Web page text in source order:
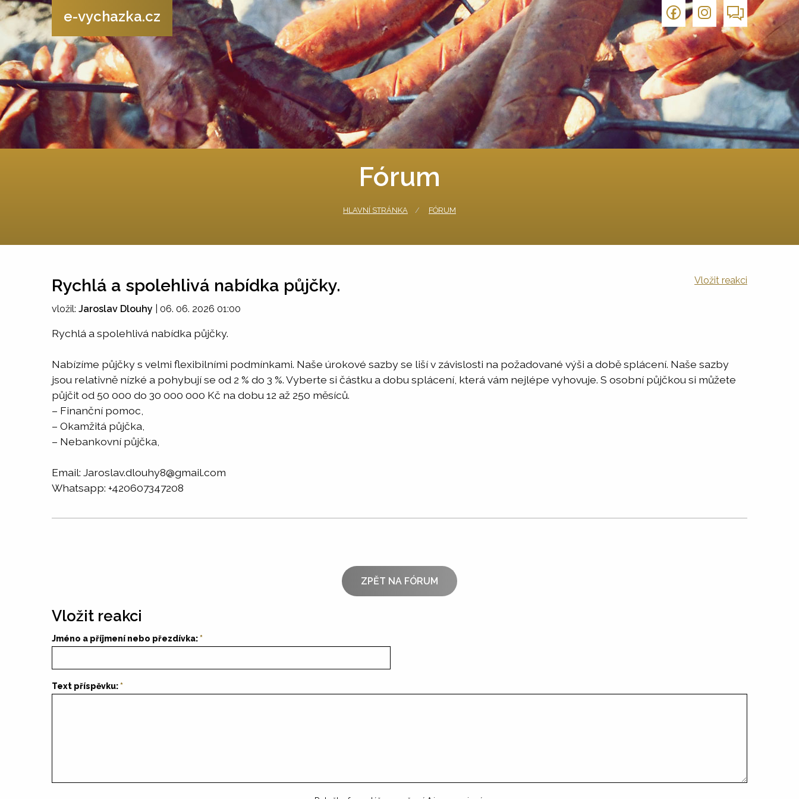
e-vychazka.cz
Fórum
HLAVNÍ STRÁNKA FÓRUM
Rychlá a spolehlivá nabídka půjčky. Vložit reakci
vložil: Jaroslav Dlouhy 06. 06. 2026 01:00
Rychlá a spolehlivá nabídka půjčky.
Nabízíme půjčky s velmi flexibilními podmínkami. Naše úrokové sazby se liší v závislosti na požadované výši a době splácení. Naše sazby
jsou relativně nízké a pohybují se od 2 % do 3 %. Vyberte si částku a dobu splácení, která vám nejlépe vyhovuje. S osobní půjčkou si můžete
půjčit od 50 000 do 30 000 000 Kč na dobu 12 až 250 měsíců.
– Finanční pomoc,
– Okamžitá půjčka,
– Nebankovní půjčka,
Email: Jaroslav.dlouhy8@gmail.com
Whatsapp: +420607347208
ZPĚT NA FÓRUM
Vložit reakci
Jméno a příjmení nebo přezdívka:
Text příspěvku: